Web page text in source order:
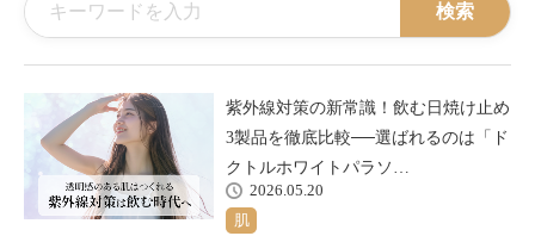
検索
紫外線対策の新常識！飲む日焼け止め
3製品を徹底比較──選ばれるのは「ド
クトルホワイトパラソ…
2026.05.20
肌